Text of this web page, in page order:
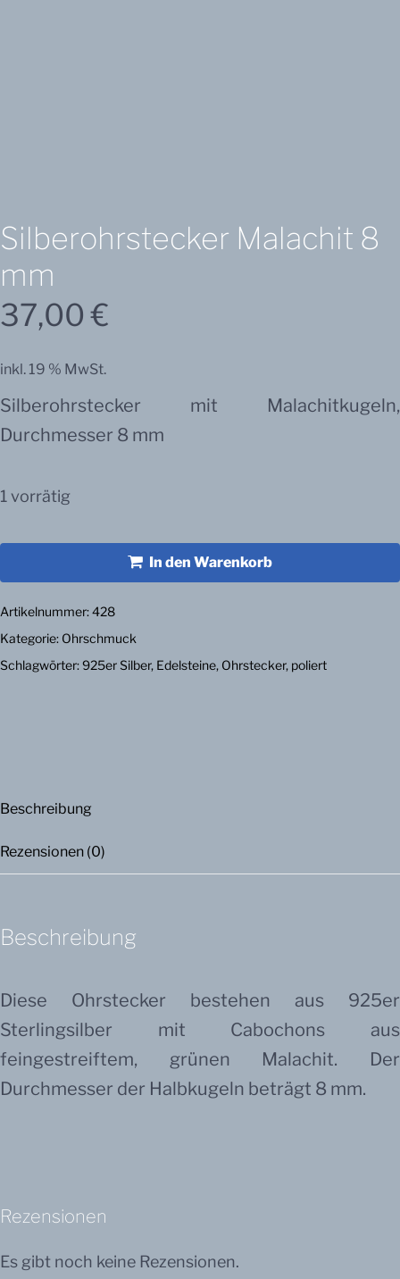
Silberohrstecker Malachit 8
mm
37,00€
inkl. 19 % MwSt.
Silberohrstecker mit Malachitkugeln,
Durchmesser 8 mm
1 vorrätig
8
mm
Menge
In den Warenkorb
Artikelnummer:428
Kategorie: Ohrschmuck
Schlagwörter:925er Silber, Edelsteine, Ohrstecker, poliert
Beschreibung
Rezensionen (0)
Beschreibung
Diese Ohrstecker bestehen aus 925er
Sterlingsilber mit Cabochons aus
feingestreiftem, grünen Malachit. Der
Durchmesser der Halbkugeln beträgt 8 mm.
Rezensionen
Es gibt noch keine Rezensionen.